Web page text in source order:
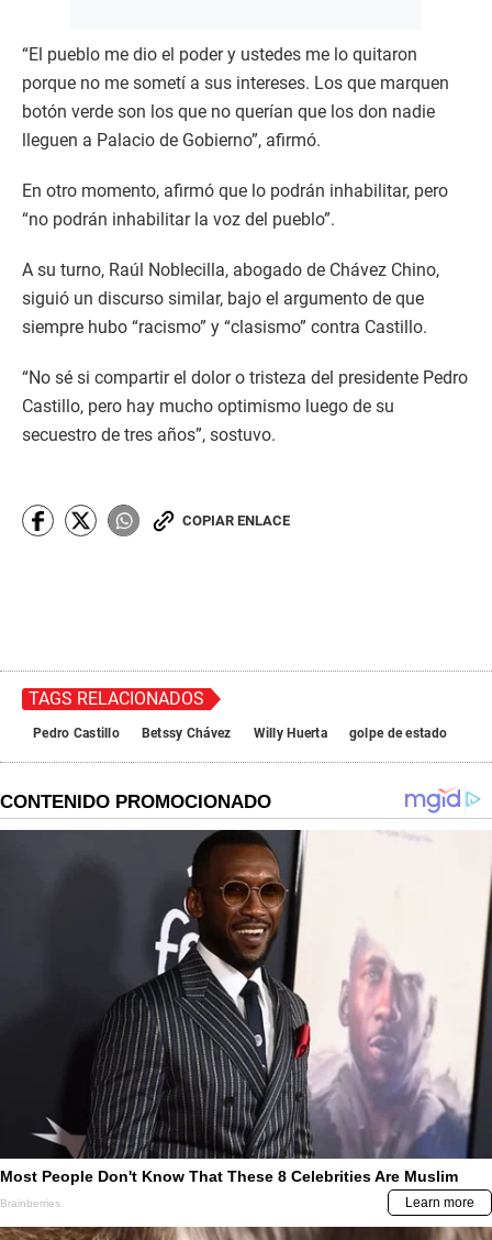
“El pueblo me dio el poder y ustedes me lo quitaron
porque no me sometí a sus intereses. Los que marquen
botón verde son los que no querían que los don nadie
lleguen a Palacio de Gobierno”, afirmó.
En otro momento, afirmó que lo podrán inhabilitar, pero
“no podrán inhabilitar la voz del pueblo”.
A su turno, Raúl Noblecilla, abogado de Chávez Chino,
siguió un discurso similar, bajo el argumento de que
siempre hubo “racismo” y “clasismo” contra Castillo.
“No sé si compartir el dolor o tristeza del presidente Pedro
Castillo, pero hay mucho optimismo luego de su
secuestro de tres años”, sostuvo.
COPIAR ENLACE
TAGS RELACIONADOS
Pedro Castillo Betssy Chávez Willy Huerta golpe de estado